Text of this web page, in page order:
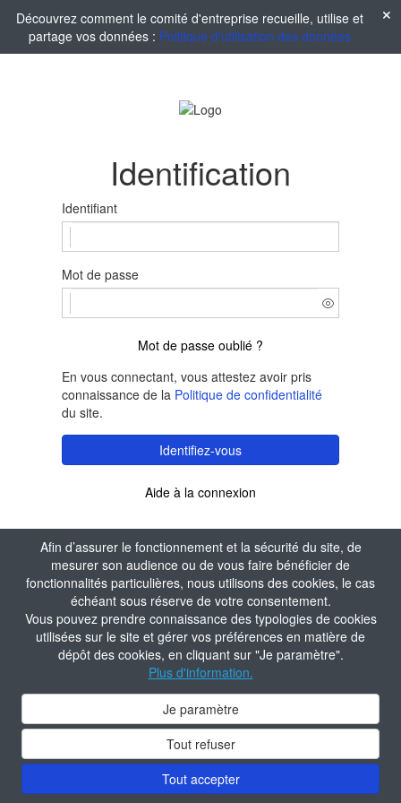
Afin d’assurer le fonctionnement et la sécurité du site, de
mesurer son audience ou de vous faire bénéficier de
fonctionnalités particulières, nous utilisons des cookies, le cas
échéant sous réserve de votre consentement.
Vous pouvez prendre connaissance des typologies de cookies
utilisées sur le site et gérer vos préférences en matière de
dépôt des cookies, en cliquant sur "Je paramètre".
Plus d'information.
Je paramètre
Tout refuser
Tout accepter
Découvrez comment le comité d'entreprise recueille, utilise et
partage vos données : Politique d'utilisation des données
Identification
Identifiant
Mot de passe
Mot de passe oublié ?
En vous connectant, vous attestez avoir pris
connaissance de la Politique de confidentialité
du site.
Identifiez-vous
Aide à la connexion